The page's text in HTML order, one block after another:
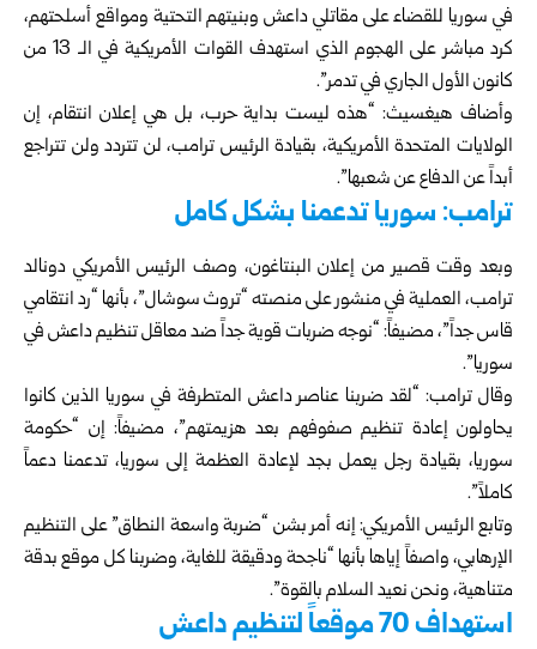
في سوريا للقضاء على مقاتلي داعش وبنيتهم التحتية ومواقع أسلحتهم،
كرد مباشر على الهجوم الذي استهدف القوات الأمريكية في الـ 13 من
كانون الأول الجاري في تدمر”.
وأضاف هيغسيث: “هذه ليست بداية حرب، بل هي إعلان انتقام، إن
الولايات المتحدة الأمريكية، بقيادة الرئيس ترامب، لن تتردد ولن تتراجع
أبداً عن الدفاع عن شعبها”.
ترامب: سوريا تدعمنا بشكل كامل
وبعد وقت قصير من إعلان البنتاغون، وصف الرئيس الأمريكي دونالد
ترامب، العملية في منشور على منصته “تروث سوشال”، بأنها “رد انتقامي
قاس جداً”، مضيفاً: “نوجه ضربات قوية جداً ضد معاقل تنظيم داعش في
سوريا”.
وقال ترامب: “لقد ضربنا عناصر داعش المتطرفة في سوريا الذين كانوا
يحاولون إعادة تنظيم صفوفهم بعد هزيمتهم”، مضيفاً: إن “حكومة
سوريا، بقيادة رجل يعمل بجد لإعادة العظمة إلى سوريا، تدعمنا دعماً
كاملاً”.
وتابع الرئيس الأمريكي: إنه أمر بشن “ضربة واسعة النطاق” على التنظيم
الإرهابي، واصفاً إياها بأنها “ناجحة ودقيقة للغاية، وضربنا كل موقع بدقة
متناهية، ونحن نعيد السلام بالقوة”.
استهداف 70 موقعاً لتنظيم داعش